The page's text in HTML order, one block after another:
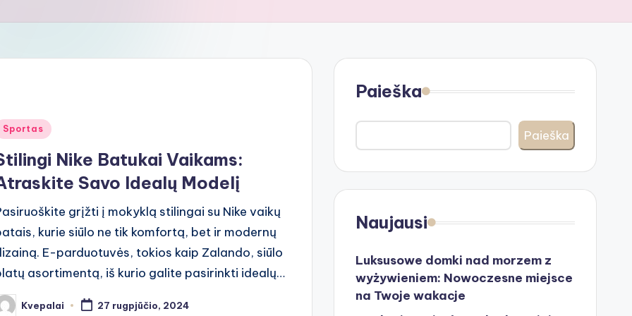
Sportas
Nike Batukai Vaikams:
Savo Idealų Modelį
grįžti į mokyklą stilingai su Nike vaikų
kurie siūlo ne tik komfortą, bet ir modernų
E-parduotuvės, tokios kaip Zalando, siūlo
asortimentą, iš kurio galite pasirinkti idealų…
Kvepalai 27 rugpjūčio, 2024
Paieška
Paieška
Naujausi
Luksusowe domki nad morzem z
wyżywieniem: Nowoczesne miejsce
na Twoje wakacje